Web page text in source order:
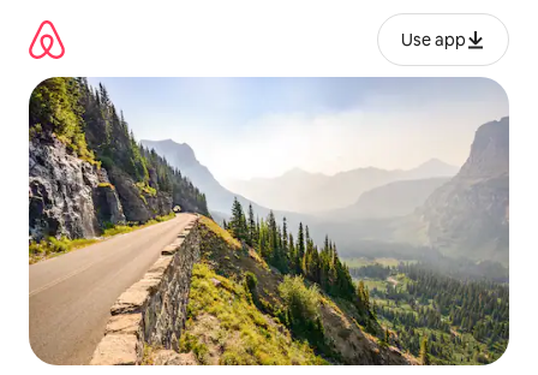
เนื้อหา
Use app